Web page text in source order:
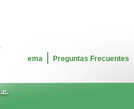
ema Preguntas Frecuentes